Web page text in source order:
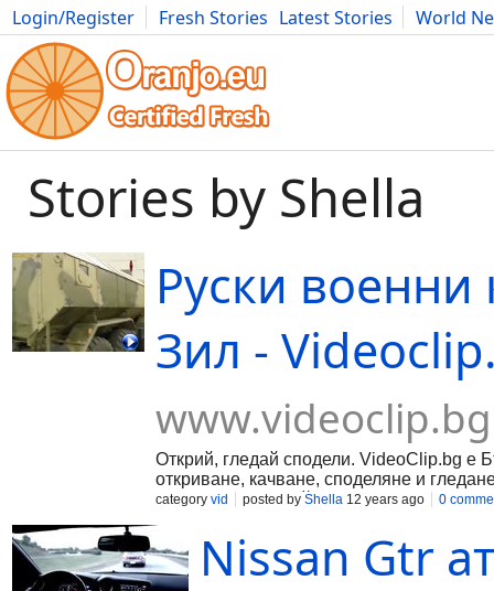
Login/Register Fresh Stories Latest Stories
World
Movies Anime Music Art Cars Advice Science
Stories by Shella
Руски
Зил -
www.videoclip.bg
Открий, гледай сподели. VideoClip.bg е
откриване, качване, споделяне и
създаване на плейлисти и запознанства.
category vid posted by Shella 12 years ago 0
Nissan Gtr